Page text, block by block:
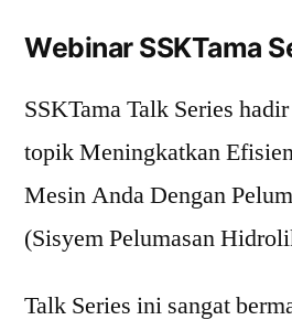
Webinar SSKTama
SSKTama Talk Series
topik Meningkatkan
Mesin Anda Dengan
(Sisyem Pelumasan
Talk Series ini sangat